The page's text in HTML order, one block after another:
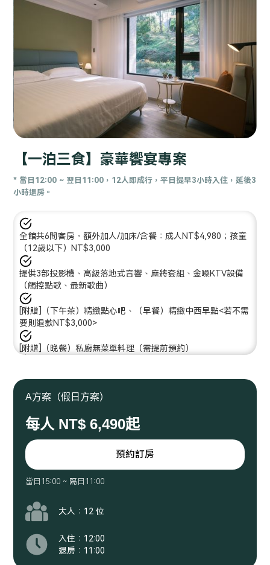
【一泊三食】豪華饗宴專案
* 當日12:00 ~ 翌日11:00，12人即成行，平日提早3小時入住，延後3
小時退房。
全館共6間客房，額外加人/加床/含餐：成人NT$4,980；孩童
（12歲以下）NT$3,000
提供3部投影機、高級落地式音響、麻將套組、金嗓KTV設備
（觸控點歌、最新歌曲）
[附贈]（下午茶）精緻點心吧、（早餐）精緻中西早點<若不需
要則退款NT$3,000>
[附贈]（晚餐）私廚無菜單料理（需提前預約）
（含接送）
客房內備有室內拖鞋、浴巾、毛巾、沐浴乳、洗髮精、吹風
機、踏墊、電熱水壺、玻璃水壺、茶杯。因應環保政策，一次
性牙刷、牙膏、浴帽、梳子不主動提供，若需要請事先告知。
A方案（假日方案）
每人 NT$ 6,490起
預約訂房
當日15:00 ~ 隔日11:00
大人：12 位
入住：12:00
退房：11:00